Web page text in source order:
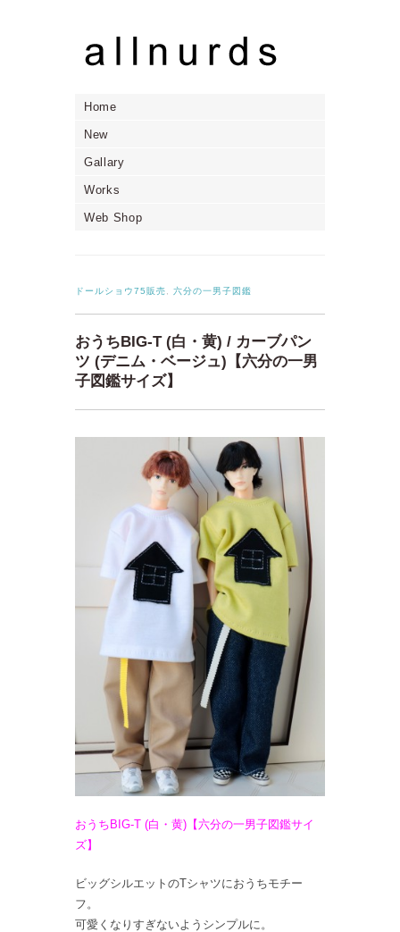
Home
New
Gallary
Works
Web Shop
ドールショウ75販売 六分の一男子図鑑
おうちBIG-T (白・黄) / カーブパン
ツ (デニム・ベージュ)【六分の一男
子図鑑サイズ】
おうちBIG-T (白・黄)【六分の一男子図鑑サイ
ズ】
ビッグシルエットのTシャツにおうちモチー
フ。
可愛くなりすぎないようシンプルに。